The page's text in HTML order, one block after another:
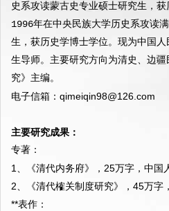
史系攻读蒙古史专业硕士研究生，
1996年在中央民族大学历史系攻读
生，获历史学博士学位。现为中国
生导师。主要研究方向为清史、边
电子信箱： qimeiqin98@126.com
主要研究成果：
专著：
1、《清代内务府》，25万字，中国
2、《清代榷关制度研究》，45万字
**表作：